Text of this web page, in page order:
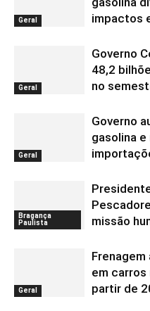
Geral
impactos
Geral
Governo
48,2
no
Geral
Governo
gasolina
Bragança
Paulista
missão
Geral
em carros
partir de